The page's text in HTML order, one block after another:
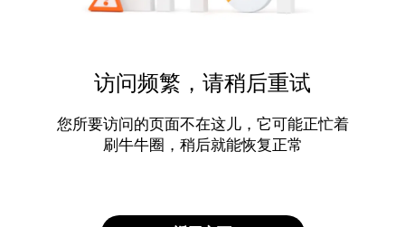
访问频繁，请稍后重试
您所要访问的页面不在这儿，它可能正忙着
刷牛牛圈，稍后就能恢复正常